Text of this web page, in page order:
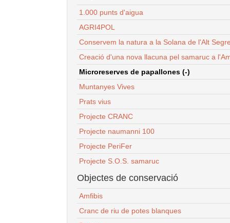
1.000 punts d'aigua
AGRI4POL
Conservem la natura a la Solana de l'Alt
Creació d'una nova llacuna pel samaruc a
Microreserves de papallones (-)
Muntanyes Vives
Prats vius
Projecte CRANC
Projecte naumanni 100
Projecte PeriFer
Projecte S.O.S. samaruc
Objectes de conservació
Amfibis
Cranc de riu de potes blanques